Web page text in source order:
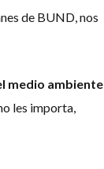
de BUND, nos
medio ambiente
les importa,